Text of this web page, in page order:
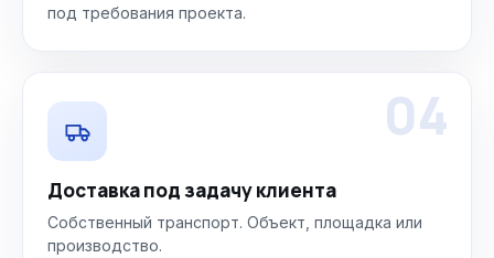
под требования проекта.
04
Доставка под задачу клиента
Собственный транспорт. Объект, площадка или
производство.